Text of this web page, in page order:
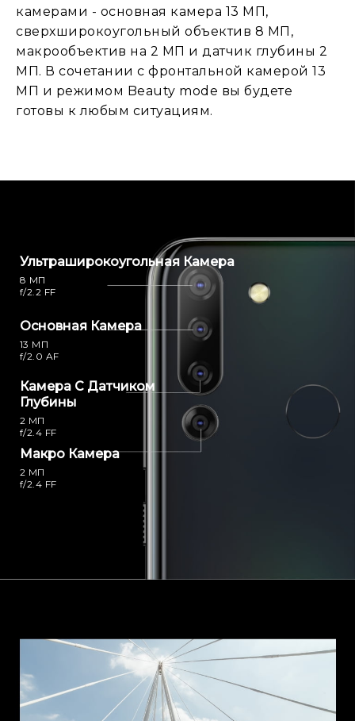
камерами - основная камера 13 МП,
сверхширокоугольный объектив 8 МП,
макрообъектив на 2 МП и датчик глубины 2
МП. В сочетании с фронтальной камерой 13
МП и режимом Beauty mode вы будете
готовы к любым ситуациям.
Макро Камера
2 МП
f/2.4 FF
Камера С Датчиком
Глубины
2 МП
f/2.4 FF
Основная Камера
13 МП
f/2.0 AF
Ультраширокоугольная Камера
8 МП
f/2.2 FF